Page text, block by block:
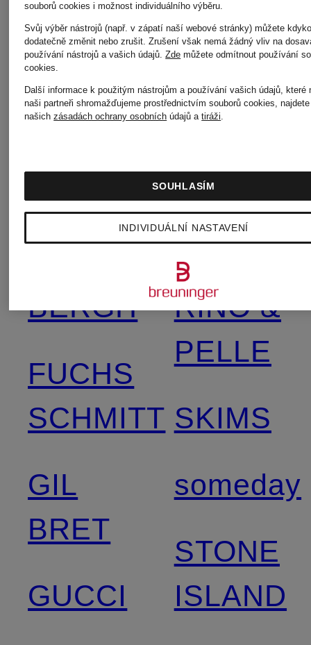
comma
COS
Emily
VAN
BERGH
FUCHS
SCHMITT
GIL
BRET
GUCCI
paul
green
ROSSI
RIANI
RINO &
PELLE
SKIMS
someday
STONE
ISLAND
souborů cookies i možnost individuálního výběru.
Svůj výběr nástrojů (např. v zápatí naší webové stránky) můžete
dodatečně změnit nebo zrušit. Zrušení však nemá žádný vliv na
používání nástrojů a vašich údajů.Zde můžete odmítnout používání
cookies.
Další informace k použitým nástrojům a používání vašich údajů, které
naši partneři shromažďujeme prostřednictvím souborů cookies,
našichzásadách ochrany osobních údajů atiráži.
INDIVIDUÁLNÍ NASTAVENÍ
SOUHLASÍM